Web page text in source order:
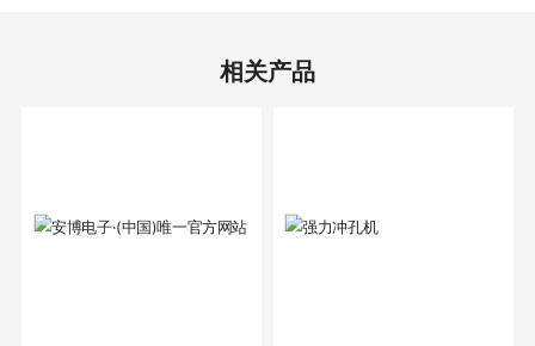
相关产品